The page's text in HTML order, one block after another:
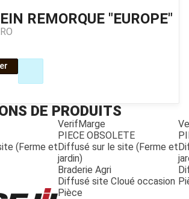
REMORQUE "EUROPE"
DE PRODUITS
(Ferme et
VerifMarge
PIECE OBSOLETE
Diffusé sur le site (Ferme et
jardin)
Braderie Agri
Diffusé site Cloué occasion
Pièce